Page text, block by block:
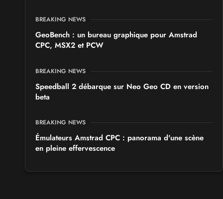
BREAKING NEWS
GeoBench : un bureau graphique pour Amstrad
CPC, MSX2 et PCW
BREAKING NEWS
Speedball 2 débarque sur Neo Geo CD en version
beta
BREAKING NEWS
Émulateurs Amstrad CPC : panorama d'une scène
en pleine effervescence